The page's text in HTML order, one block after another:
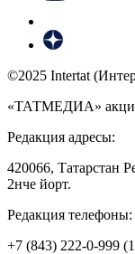
©2025 Intertat
«ТАТМЕДИА»
Редакция адресы:
420066, Татарстан
2нче йорт.
Редакция телефоны:
+7 (843) 222-0-999